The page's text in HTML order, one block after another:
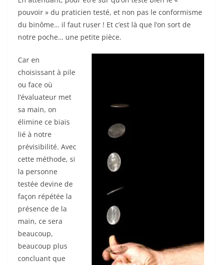
pouvoir » du praticien testé, et non pas le conformisme
du binôme… il faut ruser ! Et c’est là que l’on sort de
notre poche… une petite pièce.
Car en
choisissant à pile
ou face où
l’évaluateur met
sa main, on
élimine ce biais
lié à notre
prévisibilité. Avec
cette méthode, si
la personne
testée devine de
façon répétée la
présence de la
main, ce sera
beaucoup,
beaucoup plus
concluant que